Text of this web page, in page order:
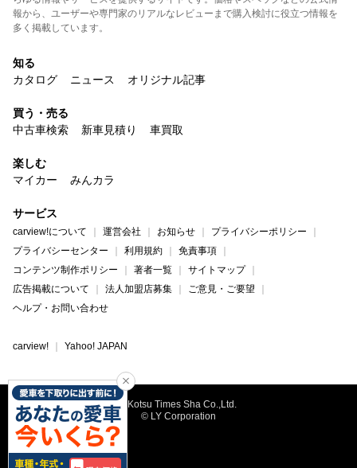
報から、ユーザーや専門家のリアルなレビューまで購入検討に役立つ情報を
多く掲載しています。
知る
カタログ
ニュース オリジナル記事
買う・売る
中古車検索
新車見積り 車買取
楽しむ
マイカー
みんカラ
サービス
carview!について 運営会社 お知らせ
プライバシーポリシー
プライバシーセンター
利用規約
免責事項
コンテンツ制作ポリシー
著者一覧
サイトマップ
広告掲載について
法人加盟店募集
ご意見・ご要望
ヘルプ・お問い合わせ
carview! Yahoo! JAPAN
©Kotsu Times Sha Co.,Ltd.
© LY Corporation